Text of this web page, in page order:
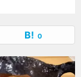
0